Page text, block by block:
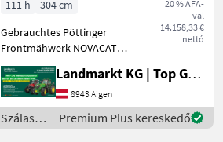
20 % ÁFA-
val
14.158,33 €
nettó
111 h
304 cm
Gebrauchtes Pöttinger
Frontmähwerk NOVACAT
301 ED Alpha Motion in
einem sehr guten Zustand!
- Baujahr 2016 -
Scheibenmähwerk mit 7
Scheiben - Wenig Gebraucht
Landmarkt KG | Top Gebrauchtmaschinen Zentrum
8943 Aigen
Szálastakarmány
betakarítók
Premium Plus kereskedő